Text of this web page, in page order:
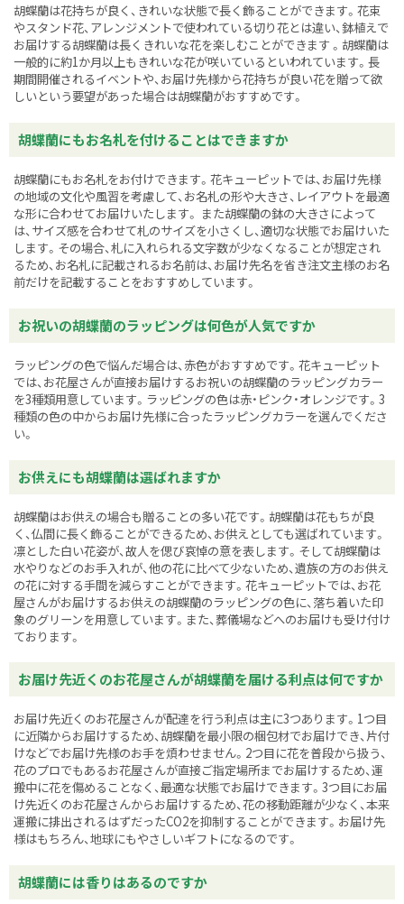
胡蝶蘭は花持ちが良く、きれいな状態で長く飾ることができます。花束
やスタンド花、アレンジメントで使われている切り花とは違い、鉢植えで
お届けする胡蝶蘭は長くきれいな花を楽しむことができます 。胡蝶蘭は
一般的に約1か月以上もきれいな花が咲いているといわれています。長
期間開催されるイベントや、お届け先様から花持ちが良い花を贈って欲
しいという要望があった場合は胡蝶蘭がおすすめです。
胡蝶蘭にもお名札を付けることはできますか
胡蝶蘭にもお名札をお付けできます。花キューピットでは、お届け先様
の地域の文化や風習を考慮して、お名札の形や大きさ、レイアウトを最適
な形に合わせてお届けいたします。 また胡蝶蘭の鉢の大きさによって
は、サイズ感を合わせて札のサイズを小さくし、適切な状態でお届けいた
します。その場合、札に入れられる文字数が少なくなることが想定され
るため、お名札に記載されるお名前は、お届け先名を省き注文主様のお名
前だけを記載することをおすすめしています。
お祝いの胡蝶蘭のラッピングは何色が人気ですか
ラッピングの色で悩んだ場合は、赤色がおすすめです。花キューピット
では、お花屋さんが直接お届けするお祝いの胡蝶蘭のラッピングカラー
を3種類用意しています。ラッピングの色は赤・ピンク・オレンジです。3
種類の色の中からお届け先様に合ったラッピングカラーを選んでくださ
い。
お供えにも胡蝶蘭は選ばれますか
胡蝶蘭はお供えの場合も贈ることの多い花です。胡蝶蘭は花もちが良
く、仏間に長く飾ることができるため、お供えとしても選ばれています。
凛とした白い花姿が、故人を偲び哀悼の意を表します。そして胡蝶蘭は
水やりなどのお手入れが、他の花に比べて少ないため、遺族の方のお供え
の花に対する手間を減らすことができます。花キューピットでは、お花
屋さんがお届けするお供えの胡蝶蘭のラッピングの色に、落ち着いた印
象のグリーンを用意しています。また、葬儀場などへのお届けも受け付け
ております。
お届け先近くのお花屋さんが胡蝶蘭を届ける利点は何ですか
お届け先近くのお花屋さんが配達を行う利点は主に3つあります。1つ目
に近隣からお届けするため、胡蝶蘭を最小限の梱包材でお届けでき、片付
けなどでお届け先様のお手を煩わせません。2つ目に花を普段から扱う、
花のプロでもあるお花屋さんが直接ご指定場所までお届けするため、運
搬中に花を傷めることなく、最適な状態でお届けできます。3つ目にお届
け先近くのお花屋さんからお届けするため、花の移動距離が少なく、本来
運搬に排出されるはずだったCO2を抑制することができます。お届け先
様はもちろん、地球にもやさしいギフトになるのです。
胡蝶蘭には香りはあるのですか